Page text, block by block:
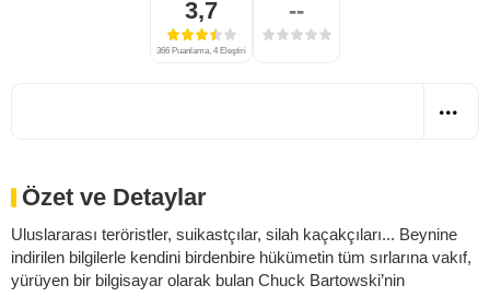
3,7
366 Puanlama, 4 Eleştiri
--
Özet ve Detaylar
Uluslararası teröristler, suikastçılar, silah kaçakçıları... Beynine
indirilen bilgilerle kendini birdenbire hükümetin tüm sırlarına vakıf,
yürüyen bir bilgisayar olarak bulan Chuck Bartowski’nin